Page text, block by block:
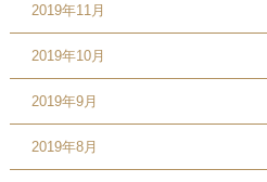
2019年11月
2019年10月
2019年9月
2019年8月